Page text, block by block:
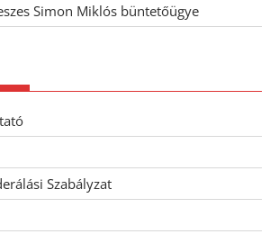
Simon Miklós büntetőügye
Szabályzat